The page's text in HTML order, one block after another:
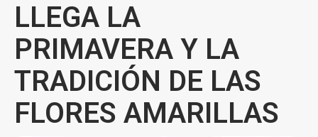
LLEGA LA
PRIMAVERA Y LA
TRADICIÓN DE LAS
FLORES AMARILLAS